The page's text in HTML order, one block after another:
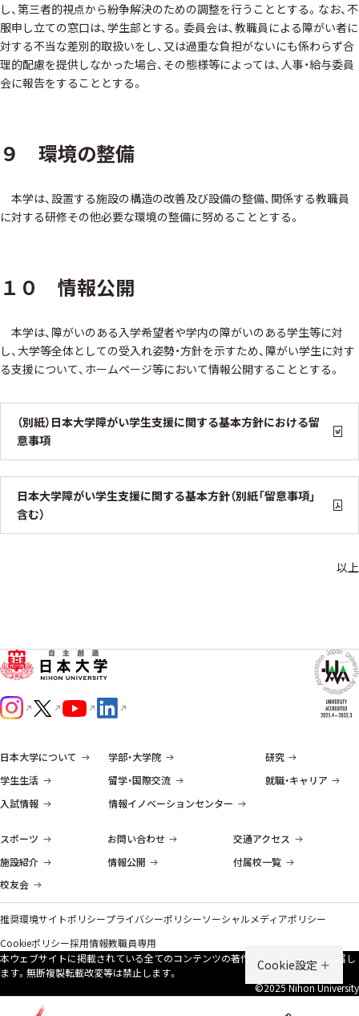
し、第三者的視点から紛争解決のための調整を行うこととする。なお、不
服申し立ての窓口は、学生部とする。委員会は、教職員による障がい者に
対する不当な差別的取扱いをし、又は過重な負担がないにも係わらず合
理的配慮を提供しなかった場合、その態様等によっては、人事・給与委員
会に報告をすることとする。
９ 環境の整備
本学は、設置する施設の構造の改善及び設備の整備、関係する教職員
に対する研修その他必要な環境の整備に努めることとする。
１０ 情報公開
本学は、障がいのある入学希望者や学内の障がいのある学生等に対
し、大学等全体としての受入れ姿勢・方針を示すため、障がい学生に対す
る支援について、ホームページ等において情報公開することとする。
（別紙）日本大学障がい学生支援に関する基本方針における留
意事項
日本大学障がい学生支援に関する基本方針（別紙「留意事項」
含む）
以上
Cookie設定
日本大学について 学部・大学院
研究
学生生活
留学・国際交流
就職・キャリア
入試情報
情報イノベーションセンター
スポーツ お問い合わせ
交通アクセス
施設紹介
情報公開
付属校一覧
校友会
推奨環境サイトポリシープライバシーポリシーソーシャルメディアポリシー
Cookieポリシー採用情報教職員専用
本ウェブサイトに掲載されている全てのコンテンツの著作権は、原則、本学に帰属し
ます。無断複製転載改変等は禁⽌します。
©2025 Nihon University